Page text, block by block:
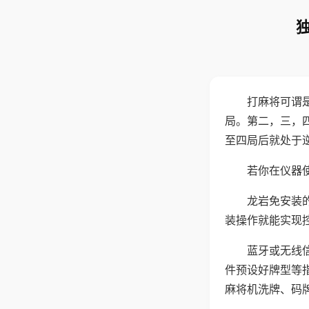
打麻将可谓
局。第二，三，
至四局后就处于
若你在仪器
龙岩免安装
装操作就能实现
蓝牙或无线
件预设好牌型等
麻将机洗牌、码